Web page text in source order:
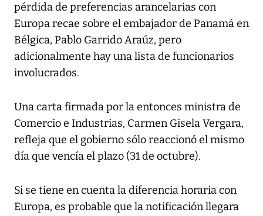
pérdida de preferencias arancelarias con
Europa recae sobre el embajador de Panamá en
Bélgica, Pablo Garrido Araúz, pero
adicionalmente hay una lista de funcionarios
involucrados.
Una carta firmada por la entonces ministra de
Comercio e Industrias, Carmen Gisela Vergara,
refleja que el gobierno sólo reaccionó el mismo
día que vencía el plazo (31 de octubre).
Si se tiene en cuenta la diferencia horaria con
Europa, es probable que la notificación llegara